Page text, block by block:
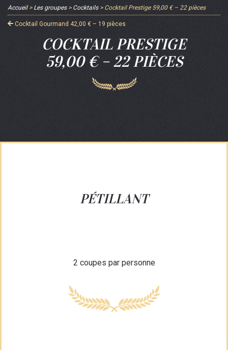
Accueil> Les groupes> Cocktails> Cocktail Prestige 59,00 € – 22 pièces
Cocktail Gourmand 42,00 € – 19 pièces
COCKTAIL PRESTIGE
59,00 € – 22 PIÈCES
PÉTILLANT
2 coupes par personne